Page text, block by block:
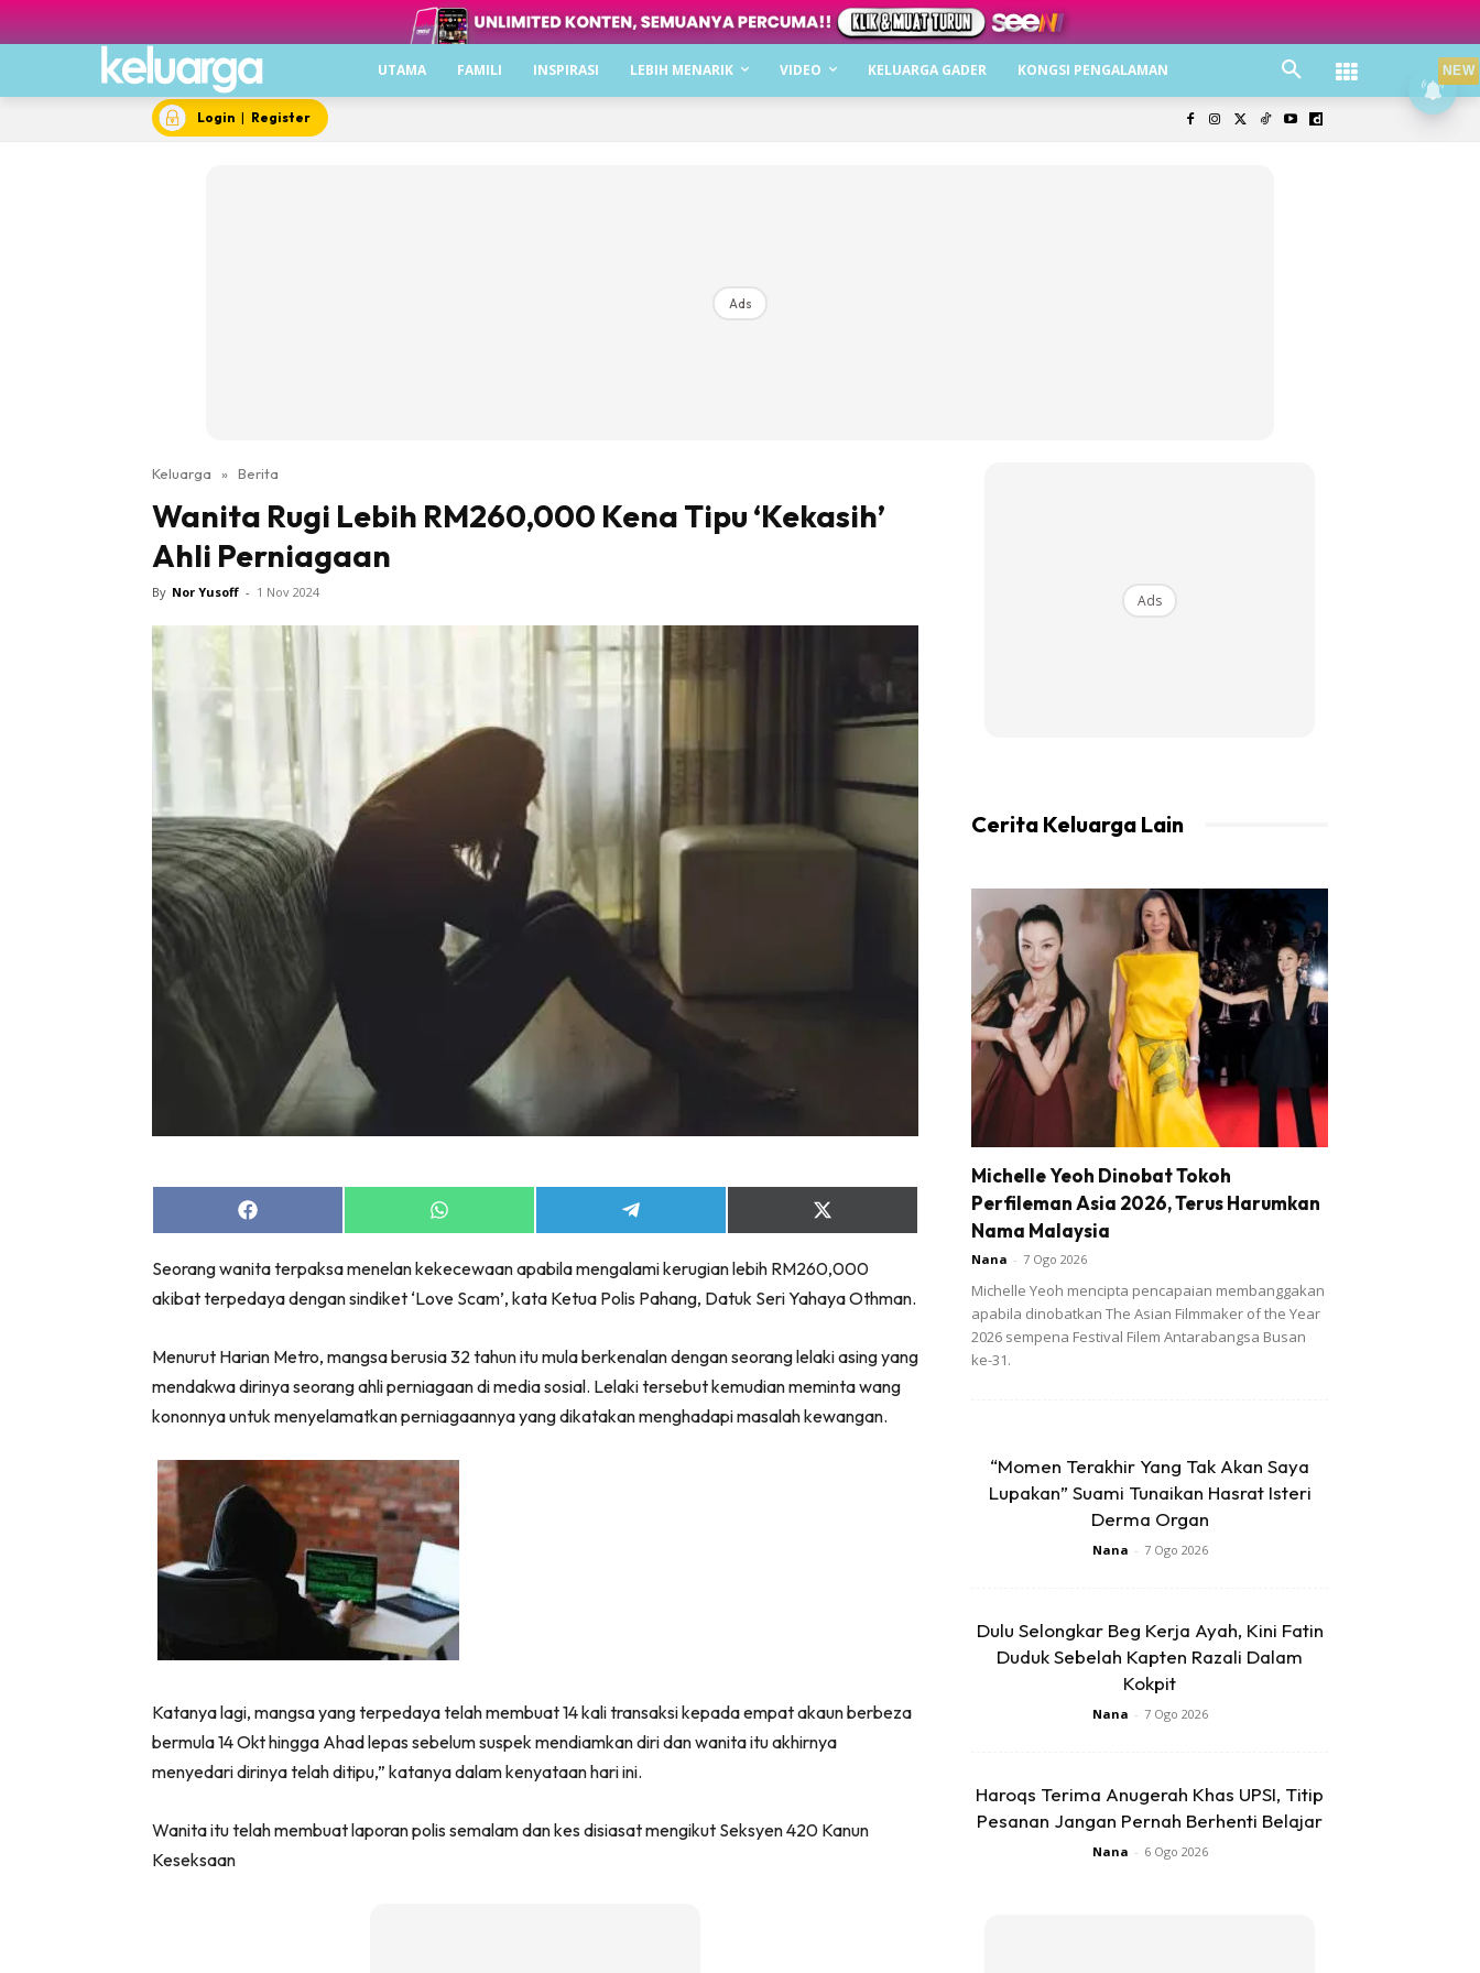
UTAMA FAMILI INSPIRASI LEBIH MENARIK VIDEO KELUARGA GADER KONGSI PENGALAMAN
Login | Register
Ads
Keluarga » Berita
Wanita Rugi Lebih RM260,000 Kena Tipu ‘Kekasih’
Ahli Perniagaan
By Nor Yusoff - 1 Nov 2024
Share
on
Share
on
Share
on
Share
on
(Twitter)
Seorang wanita terpaksa menelan kekecewaan apabila mengalami kerugian lebih RM260,000
akibat terpedaya dengan sindiket ‘Love Scam’, kata Ketua Polis Pahang, Datuk Seri Yahaya Othman.
Menurut Harian Metro, mangsa berusia 32 tahun itu mula berkenalan dengan seorang lelaki asing yang
mendakwa dirinya seorang ahli perniagaan di media sosial. Lelaki tersebut kemudian meminta wang
kononnya untuk menyelamatkan perniagaannya yang dikatakan menghadapi masalah kewangan.
Katanya lagi, mangsa yang terpedaya telah membuat 14 kali transaksi kepada empat akaun berbeza
bermula 14 Okt hingga Ahad lepas sebelum suspek mendiamkan diri dan wanita itu akhirnya
menyedari dirinya telah ditipu,” katanya dalam kenyataan hari ini.
Wanita itu telah membuat laporan polis semalam dan kes disiasat mengikut Seksyen 420 Kanun
Keseksaan
Ads
Cerita Keluarga Lain
Michelle Yeoh Dinobat Tokoh
Perfileman Asia 2026, Terus Harumkan
Nama Malaysia
Nana - 7 Ogo 2026
Michelle Yeoh mencipta pencapaian membanggakan
apabila dinobatkan The Asian Filmmaker of the Year
2026 sempena Festival Filem Antarabangsa Busan
ke-31.
“Momen Terakhir Yang Tak Akan Saya
Lupakan” Suami Tunaikan Hasrat Isteri
Derma Organ
Nana - 7 Ogo 2026
Dulu Selongkar Beg Kerja Ayah, Kini Fatin
Duduk Sebelah Kapten Razali Dalam
Kokpit
Nana - 7 Ogo 2026
Haroqs Terima Anugerah Khas UPSI, Titip
Pesanan Jangan Pernah Berhenti Belajar
Nana - 6 Ogo 2026
NEW